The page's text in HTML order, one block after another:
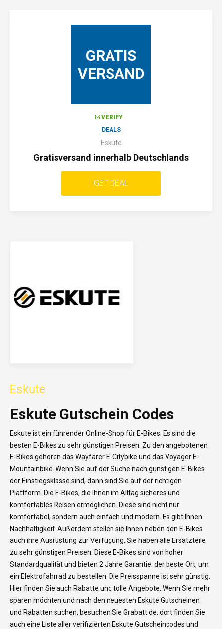
GRATIS
VERSAND
VERIFY
DEALS
Eskute
Gratisversand innerhalb Deutschlands
GET DEAL
Eskute
Eskute Gutschein Codes
Eskute ist ein führender Online-Shop für E-Bikes. Es sind die
besten E-Bikes zu sehr günstigen Preisen. Zu den angebotenen
E-Bikes gehören das Wayfarer E-Citybike und das Voyager E-
Mountainbike. Wenn Sie auf der Suche nach günstigen E-Bikes
der Einstiegsklasse sind, dann sind Sie auf der richtigen
Plattform. Die E-Bikes, die Ihnen im Alltag sicheres und
komfortables Reisen ermöglichen. Diese sind nicht nur
komfortabel, sondern auch einfach und modern. Es gibt Ihnen
Nachhaltigkeit. Außerdem stellen sie Ihnen neben den E-Bikes
auch ihre Ausrüstung zur Verfügung. Sie haben alle Ersatzteile
zu sehr günstigen Preisen. Diese E-Bikes sind von hoher
Standardqualität und bieten 2 Jahre Garantie. der beste Ort, um
ein Elektrofahrrad zu bestellen. Die Preisspanne ist sehr günstig.
Hier finden Sie auch Rabatte und tolle Angebote. Wenn Sie mehr
sparen möchten und nach den neuesten Eskute Gutscheinen
und Rabatten suchen, besuchen Sie Grabatt.de. dort finden Sie
auch eine Liste aller verifizierten Eskute Gutscheincodes und